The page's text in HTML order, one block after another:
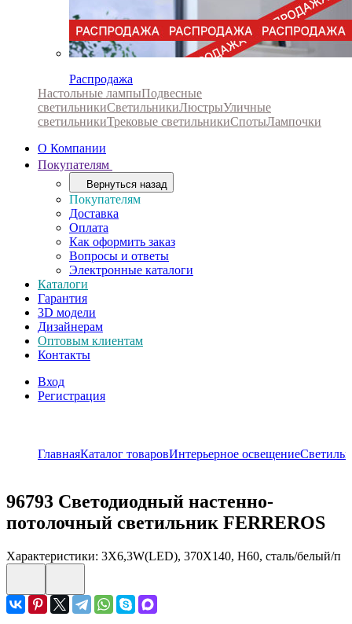
Распродажа
Настольные лампыПодвесные
светильникиСветильникиЛюстрыУличные
светильникиТрековые светильникиСпотыЛампочки
О Компании
Покупателям
Вернуться назад
Покупателям
Доставка
Оплата
Как оформить заказ
Вопросы и ответы
Электронные каталоги
Каталоги
Гарантия
3D модели
Дизайнерам
Оптовым клиентам
Контакты
Вход
Регистрация
ГлавнаяКаталог товаровИнтерьерное освещение
96793 Светодиодный настенно-
потолочный светильник FERREROS
Характеристики: 3X6,3W(LED), 370X140, H60, сталь/белый/п